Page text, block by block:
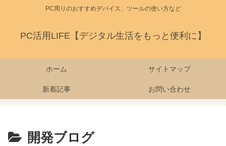
PC周りのおすすめデバイス、ツールの使い方など
PC活用LIFE【デジタル生活をもっと便利に】
ホーム サイトマップ
新着記事 お問い合わせ
開発ブログ